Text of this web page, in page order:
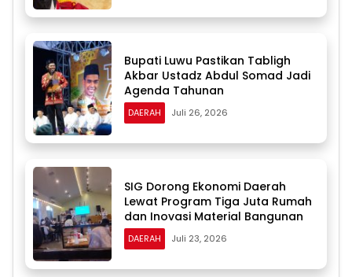
Bupati Luwu Pastikan Tabligh
Akbar Ustadz Abdul Somad Jadi
Agenda Tahunan
DAERAH Juli 26, 2026
SIG Dorong Ekonomi Daerah
Lewat Program Tiga Juta Rumah
dan Inovasi Material Bangunan
DAERAH Juli 23, 2026